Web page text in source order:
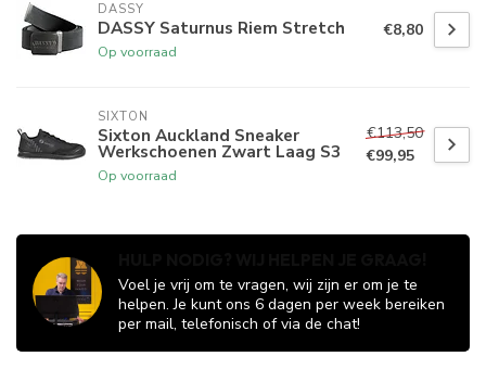
DASSY
DASSY Saturnus Riem Stretch
Op voorraad
€8,80
SIXTON
Sixton Auckland Sneaker
Werkschoenen Zwart Laag S3
Op voorraad
€113,50
€99,95
Voel je vrij om te vragen, wij zijn er om je te
helpen. Je kunt ons 6 dagen per week bereiken
per mail, telefonisch of via de chat!